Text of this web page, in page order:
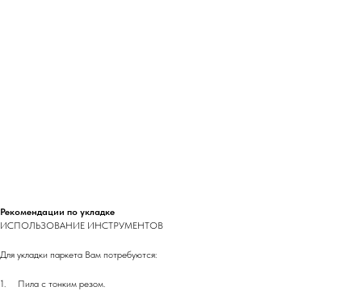
Рекомендации по укладке
ИСПОЛЬЗОВАНИЕ ИНСТРУМЕНТОВ
Для укладки паркета Вам потребуются:
1. Пила с тонким резом.